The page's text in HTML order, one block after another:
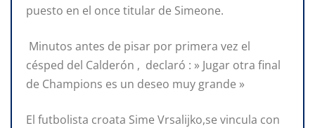
puesto en el once titular de Simeone.
Minutos antes de pisar por primera vez el
césped del Calderón , declaró : » Jugar otra final
de Champions es un deseo muy grande »
El futbolista croata Sime Vrsalijko,se vincula con